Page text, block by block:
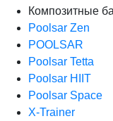
Композитные
Poolsar Zen
POOLSAR
Poolsar Tetta
Poolsar HIIT
Poolsar Space
X-Trainer